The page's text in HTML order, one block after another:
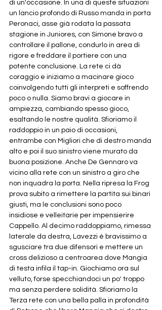
di un'occasione. In una di queste situazioni
un lancio profondo di Russo manda in porta
Peronaci, asse già rodata la passata
stagione in Juniores, con Simone bravo a
controllare il pallone, condurlo in area di
rigore e freddare il portiere con una
potente conclusione. La rete ci dà
coraggio e iniziamo a macinare gioco
coinvolgendo tutti gli interpreti e soffrendo
poco o nulla. Siamo bravi a giocare in
ampiezza, cambiando spesso gioco,
esaltando le nostre qualità. Sfioriamo il
raddoppio in un paio di occasioni,
entrambe con Migliori che di destro manda
alto e poi il suo sinistro viene murato da
buona posizione. Anche De Gennaro va
vicino alla rete con un sinistro a giro che
non inquadra la porta. Nella ripresa la Frog
prova subito a rimettere la partita sui binari
giusti, ma le conclusioni sono poco
insidiose e velleitarie per impensierire
Cappello. Al decimo raddoppiamo, rimessa
laterale da destra, Lavezzi è bravissimo a
sgusciare tra due difensori e mettere un
cross delizioso a centroarea dove Mangia
di testa infila il tap-in. Giochiamo ora sul
velluto, forse specchiandoci un po' troppo
ma senza perdere solidità. Sfioriamo la
Terza rete con una bella palla in profondità